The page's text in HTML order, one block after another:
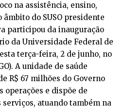
na assistência, ensino,
âmbito do SUSO presidente
participou da inauguração
da Universidade Federal de
terça-feira, 2 de junho, no
A unidade de saúde
R$ 67 milhões do Governo
operações e dispõe de
atuando também na